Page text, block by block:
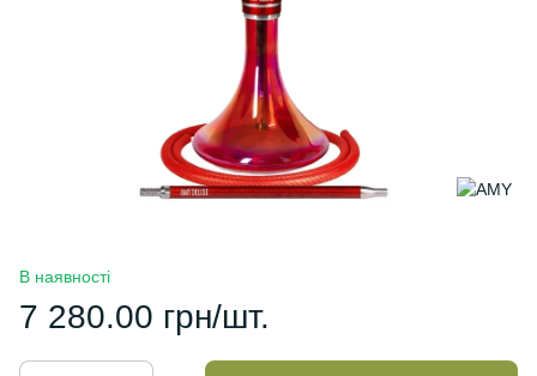
В наявності
7 280.00 грн/шт.